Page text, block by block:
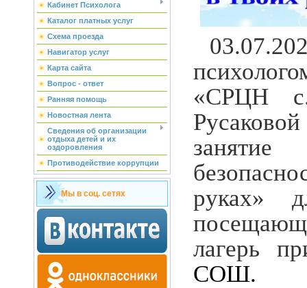
Кабинет Психолога
Каталог платных услуг
Схема проезда
Навигатор услуг
Карта сайта
Вопрос - ответ
Ранняя помощь
Новостная лента
Сведения об организации
отдыха детей и их
оздоровления
Противодействие коррупции
Мы в соц. сетях
«СРЦН с.
руках»
лагерь
СОШ.